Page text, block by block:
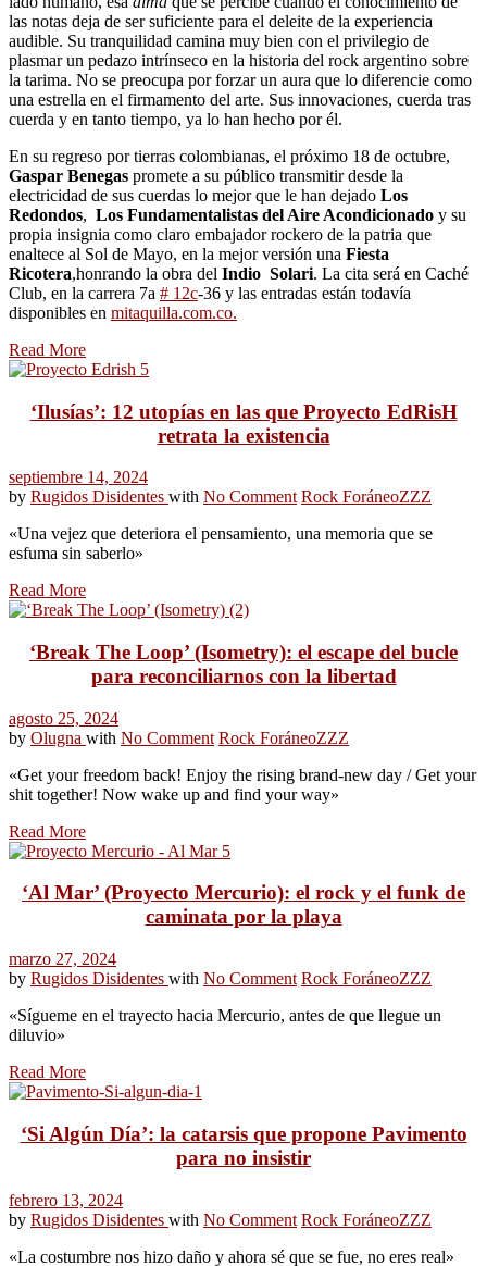
las notas deja de ser suficiente para el deleite de la experiencia
audible. Su tranquilidad camina muy bien con el privilegio de
plasmar un pedazo intrínseco en la historia del rock argentino sobre
la tarima. No se preocupa por forzar un aura que lo diferencie como
una estrella en el firmamento del arte. Sus innovaciones, cuerda tras
cuerda y en tanto tiempo, ya lo han hecho por él.
En su regreso por tierras colombianas, el próximo 18 de octubre,
Gaspar Benegas promete a su público transmitir desde la
electricidad de sus cuerdas lo mejor que le han dejado Los
Redondos, Los Fundamentalistas del Aire Acondicionado y su
propia insignia como claro embajador rockero de la patria que
enaltece al Sol de Mayo, en la mejor versión una Fiesta
Ricotera,honrando la obra del Indio Solari. La cita será en Caché
Club, en la carrera 7a # 12c-36 y las entradas están todavía
disponibles en mitaquilla.com.co.
Read More
‘Ilusías’: 12 utopías en las que Proyecto EdRisH
retrata la existencia
septiembre 14, 2024
by Rugidos Disidentes with No Comment Rock ForáneoZZZ
«Una vejez que deteriora el pensamiento, una memoria que se
esfuma sin saberlo»
Read More
‘Break The Loop’ (Isometry): el escape del bucle
para reconciliarnos con la libertad
agosto 25, 2024
by Olugna with No Comment Rock ForáneoZZZ
«Get your freedom back! Enjoy the rising brand-new day / Get your
shit together! Now wake up and find your way»
Read More
‘Al Mar’ (Proyecto Mercurio): el rock y el funk de
caminata por la playa
marzo 27, 2024
by Rugidos Disidentes with No Comment Rock ForáneoZZZ
«Sígueme en el trayecto hacia Mercurio, antes de que llegue un
diluvio»
Read More
‘Si Algún Día’: la catarsis que propone Pavimento
para no insistir
febrero 13, 2024
by Rugidos Disidentes with No Comment Rock ForáneoZZZ
«La costumbre nos hizo daño y ahora sé que se fue, no eres real»